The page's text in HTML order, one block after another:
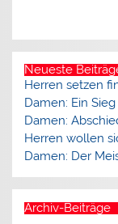
Neueste
Herren setzen
Damen: Ein
Damen:
Herren wollen
Damen: Der
Archiv-Beiträge